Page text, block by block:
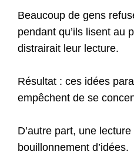
Beaucoup de gens
pendant qu’ils lisent au
distrairait leur lecture.
Résultat : ces idées
empêchent de se
D’autre part, une
bouillonnement d’idées.